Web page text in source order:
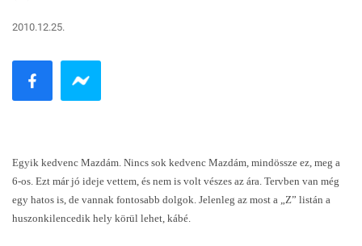
2010.12.25.
Egyik kedvenc Mazdám. Nincs sok kedvenc Mazdám, mindössze ez, meg a
6-os. Ezt már jó ideje vettem, és nem is volt vészes az ára. Tervben van még
egy hatos is, de vannak fontosabb dolgok. Jelenleg az most a „Z” listán a
huszonkilencedik hely körül lehet, kábé.